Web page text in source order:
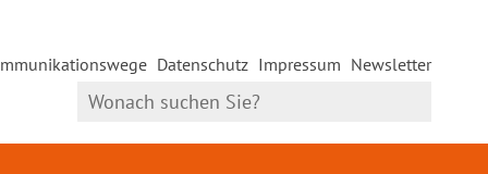
Datenschutz Impressum Newsletter